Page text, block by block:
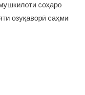
соҳаро
озуқаворӣ саҳми